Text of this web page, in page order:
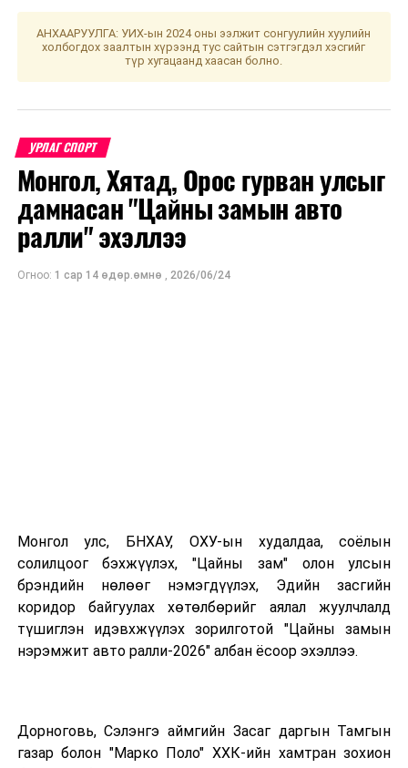
Төрийн банк БОУАӨЯ-тай тогтвортой хөгжлийг дэмжих
чиглэлээр хамтран ажиллах санамж бичиг байгууллаа
Байнгын хороод хамтран хуралдаж "Ажлын хэсэг
АНХААРУУЛГА: УИХ-ын 2024 оны ээлжит сонгуулийн хуулийн
холбогдох заалтын хүрээнд тус сайтын сэтгэгдэл хэсгийг
түр хугацаанд хаасан болно.
УРЛАГ СПОРТ
Монгол, Хятад, Орос гурван улсыг
дамнасан "Цайны замын авто
ралли" эхэллээ
Огноо: 1 сар 14 өдөр.өмнө , 2026/06/24
Монгол улс, БНХАУ, ОХУ-ын худалдаа, соёлын
солилцоог бэхжүүлэх, "Цайны зам" олон улсын
брэндийн нөлөөг нэмэгдүүлэх, Эдийн засгийн
коридор байгуулах хөтөлбөрийг аялал жуулчлалд
түшиглэн идэвхжүүлэх зорилготой "Цайны замын
нэрэмжит авто ралли-2026" албан ёсоор эхэллээ.
Дорноговь, Сэлэнгэ аймгийн Засаг даргын Тамгын
газар болон "Марко Поло" ХХК-ийн хамтран зохион